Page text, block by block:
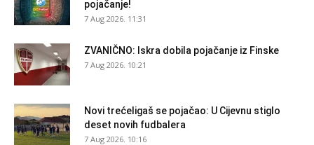
pojačanje!
7 Aug 2026. 11:31
ZVANIČNO: Iskra dobila pojačanje iz Finske
7 Aug 2026. 10:21
Novi trećeligaš se pojačao: U Cijevnu stiglo
deset novih fudbalera
7 Aug 2026. 10:16